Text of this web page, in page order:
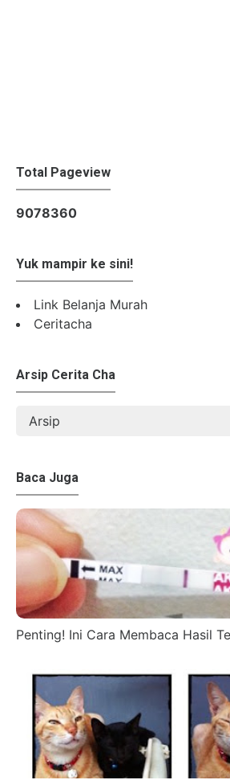
Total Pageview
9078360
Yuk mampir ke sini!
Link Belanja Murah
Ceritacha
Arsip Cerita Cha
Baca Juga
Penting! Ini Cara Membaca Hasil